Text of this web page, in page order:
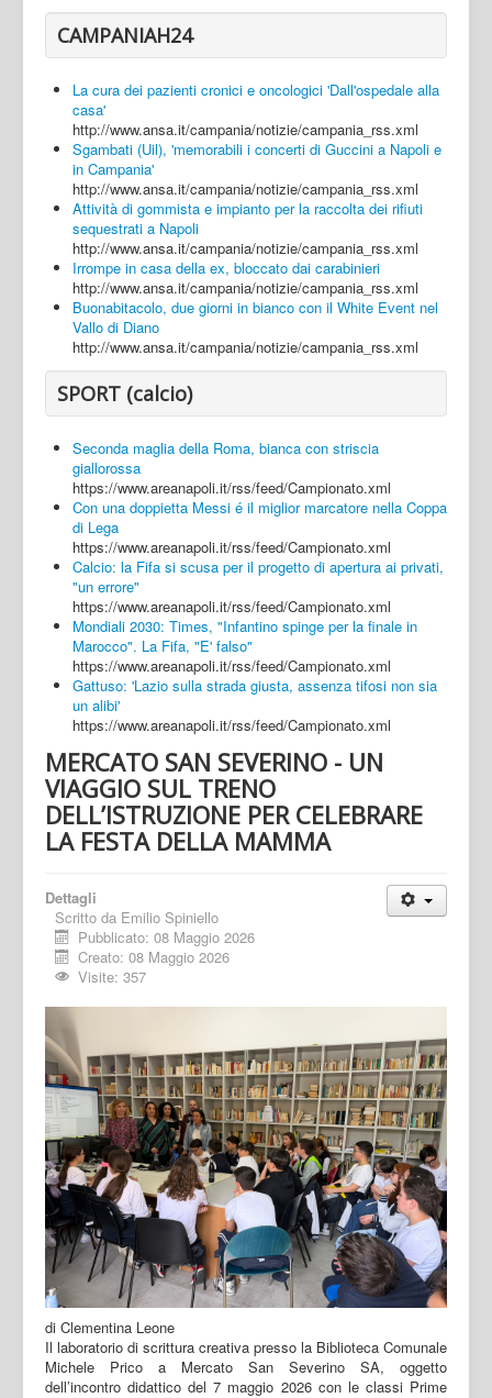
CAMPANIAH24
La cura dei pazienti cronici e oncologici 'Dall'ospedale alla
casa'
http://www.ansa.it/campania/notizie/campania_rss.xml
Sgambati (Uil), 'memorabili i concerti di Guccini a Napoli e
in Campania'
http://www.ansa.it/campania/notizie/campania_rss.xml
Attività di gommista e impianto per la raccolta dei rifiuti
sequestrati a Napoli
http://www.ansa.it/campania/notizie/campania_rss.xml
Irrompe in casa della ex, bloccato dai carabinieri
http://www.ansa.it/campania/notizie/campania_rss.xml
Buonabitacolo, due giorni in bianco con il White Event nel
Vallo di Diano
http://www.ansa.it/campania/notizie/campania_rss.xml
SPORT (calcio)
Seconda maglia della Roma, bianca con striscia
giallorossa
https://www.areanapoli.it/rss/feed/Campionato.xml
Con una doppietta Messi é il miglior marcatore nella Coppa
di Lega
https://www.areanapoli.it/rss/feed/Campionato.xml
Calcio: la Fifa si scusa per il progetto di apertura ai privati,
"un errore"
https://www.areanapoli.it/rss/feed/Campionato.xml
Mondiali 2030: Times, "Infantino spinge per la finale in
Marocco". La Fifa, "E' falso"
https://www.areanapoli.it/rss/feed/Campionato.xml
Gattuso: 'Lazio sulla strada giusta, assenza tifosi non sia
un alibi'
https://www.areanapoli.it/rss/feed/Campionato.xml
MERCATO SAN SEVERINO - UN
VIAGGIO SUL TRENO
DELL’ISTRUZIONE PER CELEBRARE
LA FESTA DELLA MAMMA
Dettagli
Scritto da Emilio Spiniello
Pubblicato: 08 Maggio 2026
Creato: 08 Maggio 2026
Visite: 357
di Clementina Leone
Il laboratorio di scrittura creativa presso la Biblioteca Comunale
Michele Prico a Mercato San Severino SA, oggetto
dell’incontro didattico del 7 maggio 2026 con le classi Prime